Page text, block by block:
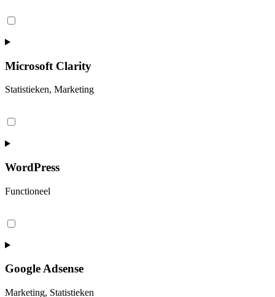
to
woocommerce
Microsoft Clarity
Statistieken, Marketing
to
microsoft-
WordPress
Functioneel
to
wordpress
Google Adsense
Marketing, Statistieken